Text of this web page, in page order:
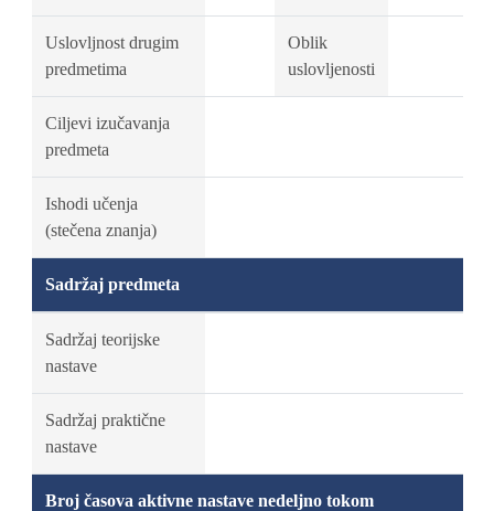
Uslovljnost drugim
predmetima
Oblik
uslovljenosti
Ciljevi izučavanja
predmeta
Ishodi učenja
(stečena znanja)
Sadržaj predmeta
Sadržaj teorijske
nastave
Sadržaj praktične
nastave
Broj časova aktivne nastave nedeljno tokom